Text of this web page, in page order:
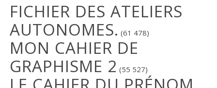
FICHIER DES ATELIERS
AUTONOMES. (61 478)
MON CAHIER DE
GRAPHISME 2 (55 527)